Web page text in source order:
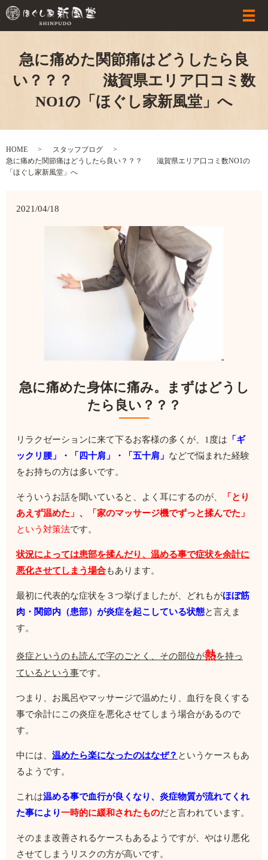
急に痛めた関節痛はどうしたら良
い？？？ 滋賀県エリア口コミ数
NO1の「ほぐし家新風堂」へ
HOME
スタッフブログ
急に痛めた関節痛はどうしたら良い？？？ 滋賀県エリア口コミ数NO1の
「ほぐし家新風堂」へ
2021/04/18
急に痛めた身体に痛み。まずはどうし
たら良い？？？
リラクゼーションに来て下るお客様の多くが、1度は 「ギ
ックリ腰」・「四十肩」・「五十肩」 などで悩まれた経験
をお持ちの方は多いです。
そういうお話を聞いていると、よく耳にするのが、
「とり
あえず温めた」、「家のマッサージ機でずっと揉んでた」
という対策法です。
状況によっては患部を揉んだり、温める事で症状を余計に
悪化させてしまう場合もあります。
最初に代表的な症状を３つ挙げましたが、どれもがほぼ筋
肉・関節内（患部）が炎症を起こしている状態と言えま
す。
炎症というのも読んで字のごとく、その部位が熱を持っ
ているという事です。
つまり、お風呂やマッサージで温めたり、血行を良くする
事で余計にこの炎症を悪化させてしまう場合があるので
す。
中には、温めたら楽になったのはなぜ？ というケースもあ
るようです。
これは温める事で血行が良くなり、炎症物質が流れてくれ
た事により一時的に緩和されたものだと言われています。
そのまま改善されるケースもあるようですが、やはり悪化
させてしまうリスクの方が高いです。